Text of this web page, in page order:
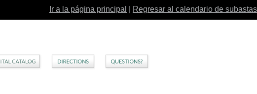
Ir a la página principal Regresar al calendario de subastas